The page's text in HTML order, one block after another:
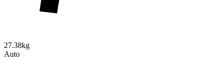
27.38kg
Auto